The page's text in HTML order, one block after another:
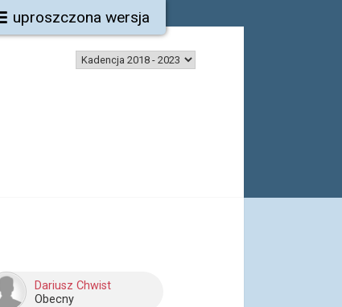
uproszczona wersja
Dariusz Chwist
Obecny